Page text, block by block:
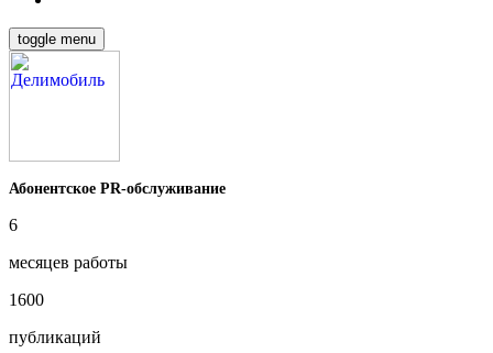
toggle menu
Абонентское PR-обслуживание
6
месяцев работы
1600
публикаций